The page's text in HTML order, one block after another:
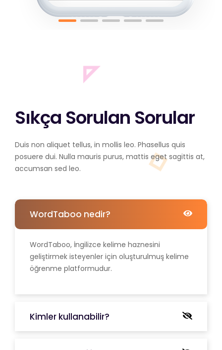
Sıkça Sorulan Sorular
Duis non aliquet tellus, in mollis leo. Phasellus quis
posuere dui. Nulla mauris purus, mattis eget sagittis at,
accumsan sed leo.
WordTaboo nedir?
WordTaboo, İngilizce kelime haznesini
geliştirmek isteyenler için oluşturulmuş kelime
öğrenme platformudur.
Kimler kullanabilir?